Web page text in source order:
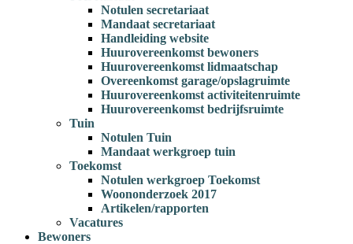
Notulen secretariaat
Mandaat secretariaat
Handleiding website
Huurovereenkomst bewoners
Huurovereenkomst lidmaatschap
Overeenkomst garage/opslagruimte
Huurovereenkomst activiteitenruimte
Huurovereenkomst bedrijfsruimte
Tuin
Notulen Tuin
Mandaat werkgroep tuin
Toekomst
Notulen werkgroep Toekomst
Woononderzoek 2017
Artikelen/rapporten
Vacatures
Bewoners